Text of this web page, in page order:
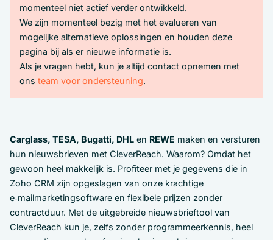
momenteel niet actief verder ontwikkeld.
We zijn momenteel bezig met het evalueren van
mogelijke alternatieve oplossingen en houden deze
pagina bij als er nieuwe informatie is.
Als je vragen hebt, kun je altijd contact opnemen met
ons team voor ondersteuning.
Carglass, TESA, Bugatti, DHL en REWE maken en versturen
hun nieuwsbrieven met CleverReach. Waarom? Omdat het
gewoon heel makkelijk is. Profiteer met je gegevens die in
Zoho CRM zijn opgeslagen van onze krachtige
e‑mailmarketingsoftware en flexibele prijzen zonder
contractduur. Met de uitgebreide nieuwsbrieftool van
CleverReach kun je, zelfs zonder programmeerkennis, heel